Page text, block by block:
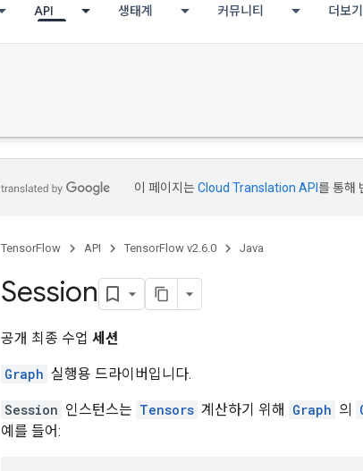
API 생태계 커뮤니티 더보기
이 페이지는Cloud Translation API 를 통해
TensorFlow API TensorFlow v2.6.0 Java
Session
공개 최종 수업 세션
Graph 실행용 드라이버입니다.
Session 인스턴스는 Tensors 계산하기 위해 Graph 의
예를 들어: